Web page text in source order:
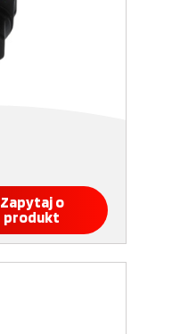
Zapytaj o
produkt